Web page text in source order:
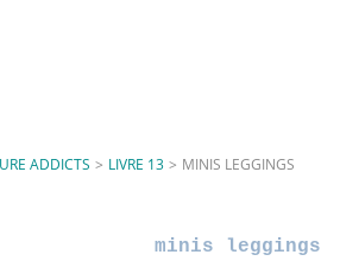
ADDICTS > LIVRE 13 > MINIS LEGGINGS
minis leggings